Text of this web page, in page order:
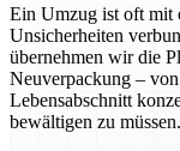
Ein Umzug ist oft mit
Unsicherheiten
übernehmen wir die
Neuverpackung –
Lebensabschnitt
bewältigen zu müssen.